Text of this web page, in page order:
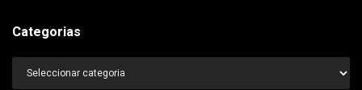
Categorias
Categorias